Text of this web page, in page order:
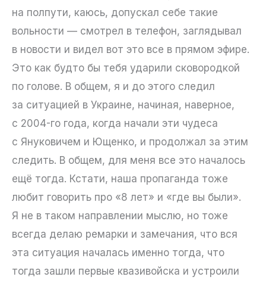
на полпути, каюсь, допускал себе такие
вольности — смотрел в телефон, заглядывал
в новости и видел вот это все в прямом эфире.
Это как будто бы тебя ударили сковородкой
по голове. В общем, я и до этого следил
за ситуацией в Украине, начиная, наверное,
с 2004-го года, когда начали эти чудеса
с Януковичем и Ющенко, и продолжал за этим
следить. В общем, для меня все это началось
ещё тогда. Кстати, наша пропаганда тоже
любит говорить про «8 лет» и «где вы были».
Я не в таком направлении мыслю, но тоже
всегда делаю ремарки и замечания, что вся
эта ситуация началась именно тогда, что
тогда зашли первые квазивойска и устроили